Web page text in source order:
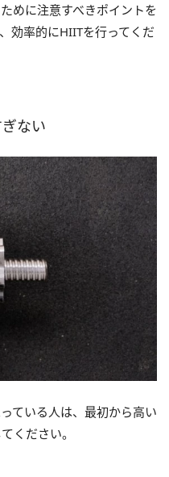
めに注意すべきポイントを
効率的にHIITを行ってくだ
ない
ている人は、最初から高い
ください。